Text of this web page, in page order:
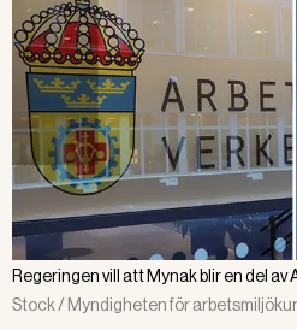
Regeringen vill att Mynak blir en del av
Stock / Myndigheten för